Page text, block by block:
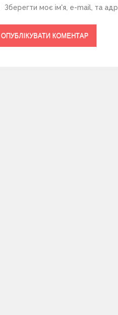
Зберегти моє ім'я, e-mail, та